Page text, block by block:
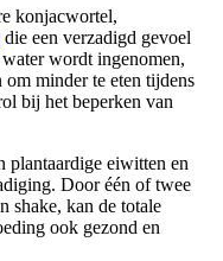
konjacwortel,
die een verzadigd gevoel
wordt ingenomen,
minder te eten tijdens
bij het beperken van
plantaardige eiwitten en
Door één of twee
shake, kan de totale
ook gezond en